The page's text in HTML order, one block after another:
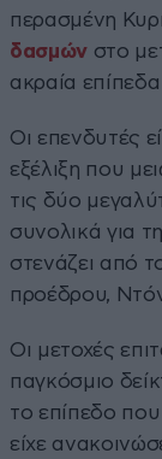
περασμένη
δασμώνστο
ακραία
Οι επενδυτές
εξέλιξη που
τις δύο
συνολικά για
στενάζει από
προέδρου,
Οι μετοχές
παγκόσμιο
το επίπεδο που
είχε